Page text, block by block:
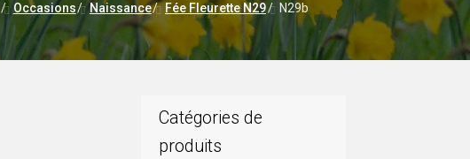
/ Occasions/ Naissance/ Fée Fleurette N29/ N29b
Catégories de
produits